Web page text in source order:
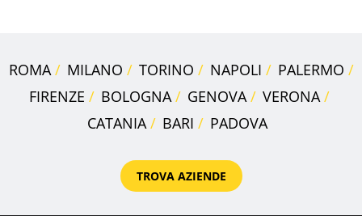
ROMA MILANO TORINO NAPOLI
PALERMO
FIRENZE
BOLOGNA GENOVA
VERONA
CATANIA
BARI PADOVA
TROVA AZIENDE